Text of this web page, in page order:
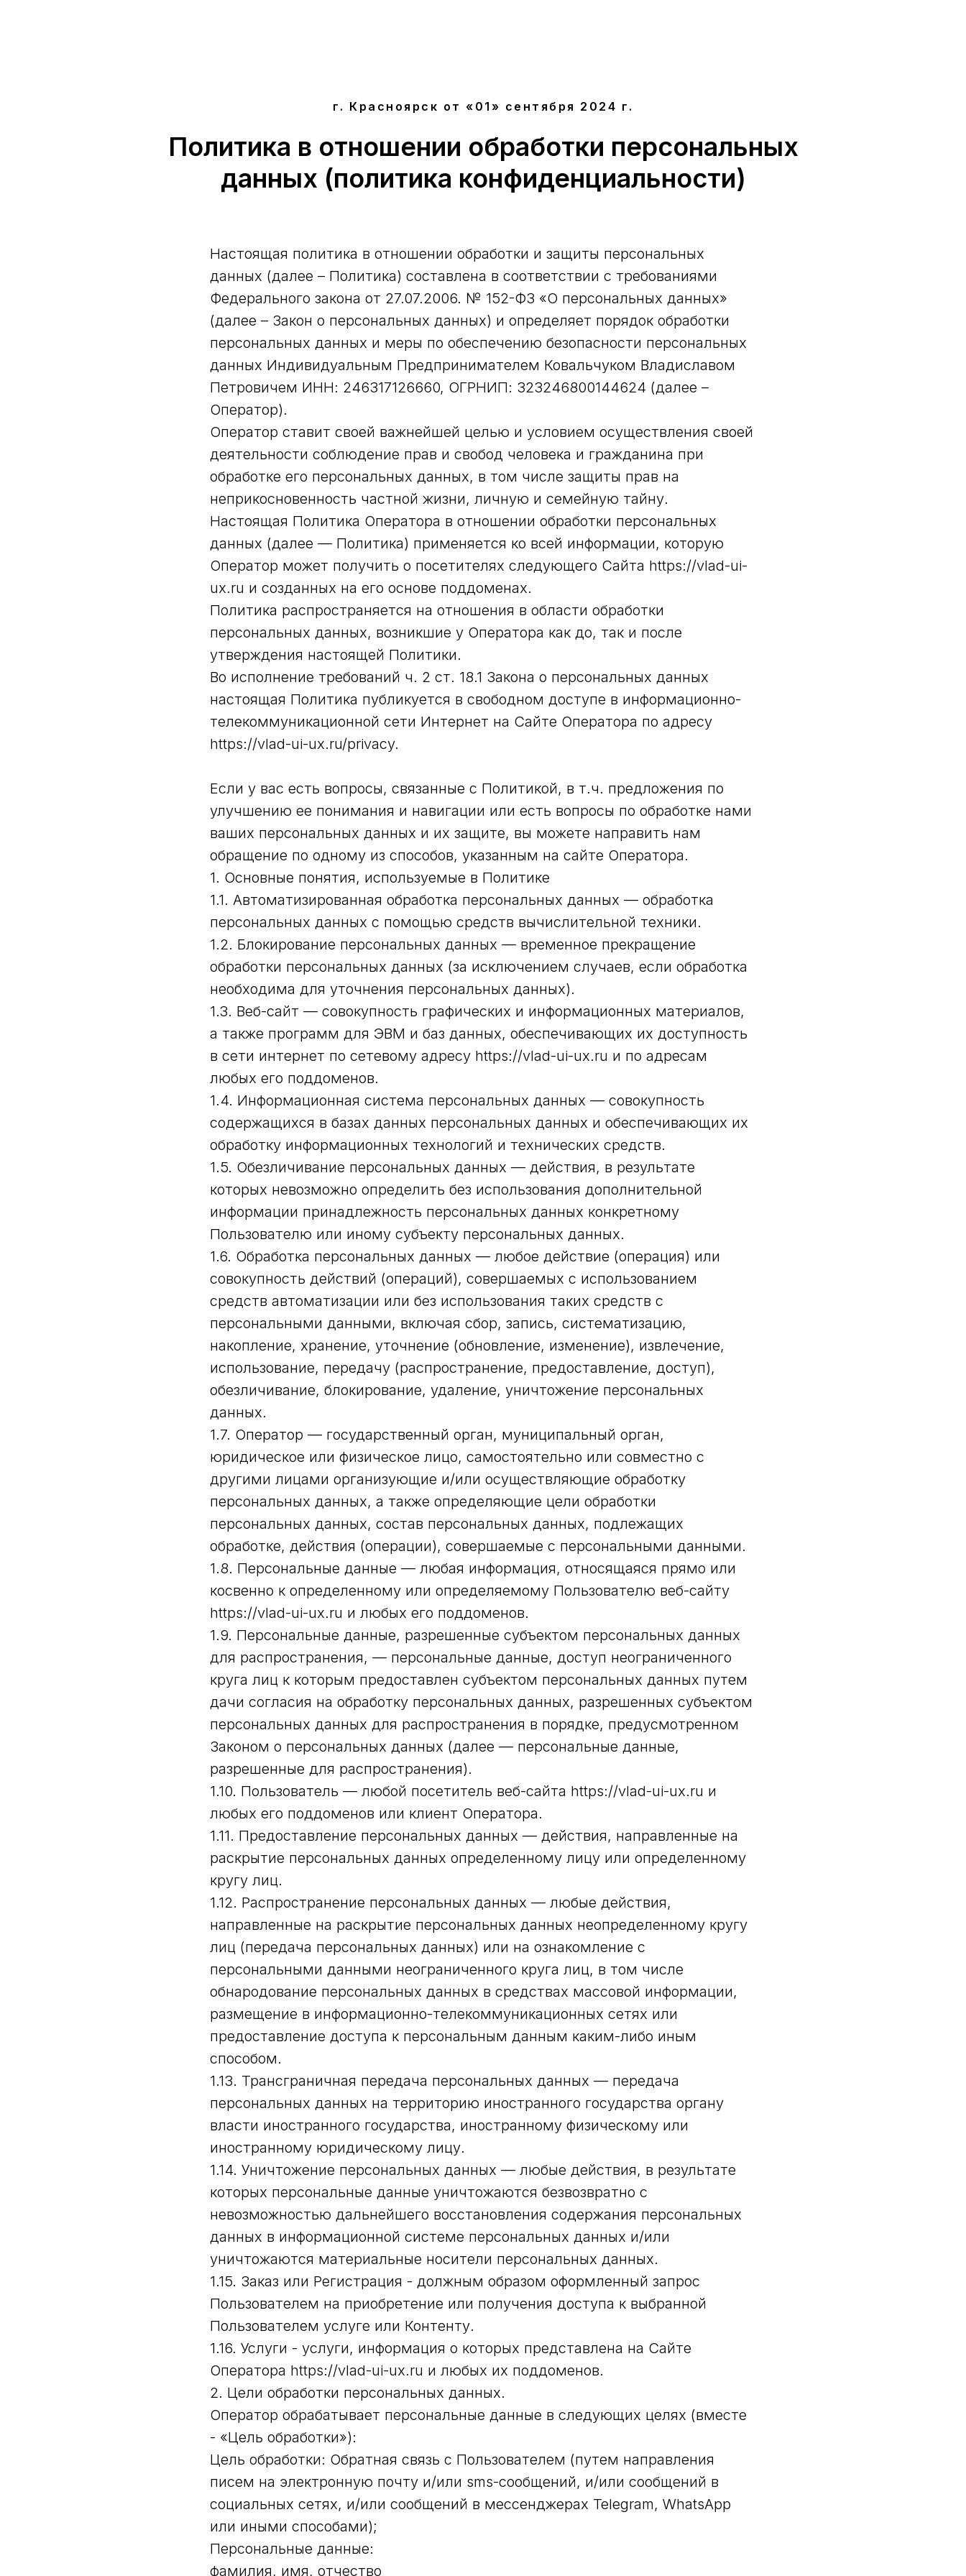
г. Красноярск от «01» сентября 2024 г.
Политика в отношении обработки персональных
данных (политика конфиденциальности)
Настоящая политика в отношении обработки и защиты персональных
данных (далее – Политика) составлена в соответствии с требованиями
Федерального закона от 27.07.2006. № 152-ФЗ «О персональных данных»
(далее – Закон о персональных данных) и определяет порядок обработки
персональных данных и меры по обеспечению безопасности персональных
данных Индивидуальным Предпринимателем Ковальчуком Владиславом
Петровичем ИНН: 246317126660, ОГРНИП: 323246800144624 (далее –
Оператор).
Оператор ставит своей важнейшей целью и условием осуществления своей
деятельности соблюдение прав и свобод человека и гражданина при
обработке его персональных данных, в том числе защиты прав на
неприкосновенность частной жизни, личную и семейную тайну.
Настоящая Политика Оператора в отношении обработки персональных
данных (далее — Политика) применяется ко всей информации, которую
Оператор может получить о посетителях следующего Сайта https://vlad-ui-
ux.ru и созданных на его основе поддоменах.
Политика распространяется на отношения в области обработки
персональных данных, возникшие у Оператора как до, так и после
утверждения настоящей Политики.
Во исполнение требований ч. 2 ст. 18.1 Закона о персональных данных
настоящая Политика публикуется в свободном доступе в информационно-
телекоммуникационной сети Интернет на Сайте Оператора по адресу
https://vlad-ui-ux.ru/privacy.
Если у вас есть вопросы, связанные с Политикой, в т.ч. предложения по
улучшению ее понимания и навигации или есть вопросы по обработке нами
ваших персональных данных и их защите, вы можете направить нам
обращение по одному из способов, указанным на сайте Оператора.
1. Основные понятия, используемые в Политике
1.1. Автоматизированная обработка персональных данных — обработка
персональных данных с помощью средств вычислительной техники.
1.2. Блокирование персональных данных — временное прекращение
обработки персональных данных (за исключением случаев, если обработка
необходима для уточнения персональных данных).
1.3. Веб-сайт — совокупность графических и информационных материалов,
а также программ для ЭВМ и баз данных, обеспечивающих их доступность
в сети интернет по сетевому адресу https://vlad-ui-ux.ru и по адресам
любых его поддоменов.
1.4. Информационная система персональных данных — совокупность
содержащихся в базах данных персональных данных и обеспечивающих их
обработку информационных технологий и технических средств.
1.5. Обезличивание персональных данных — действия, в результате
которых невозможно определить без использования дополнительной
информации принадлежность персональных данных конкретному
Пользователю или иному субъекту персональных данных.
1.6. Обработка персональных данных — любое действие (операция) или
совокупность действий (операций), совершаемых с использованием
средств автоматизации или без использования таких средств с
персональными данными, включая сбор, запись, систематизацию,
накопление, хранение, уточнение (обновление, изменение), извлечение,
использование, передачу (распространение, предоставление, доступ),
обезличивание, блокирование, удаление, уничтожение персональных
данных.
1.7. Оператор — государственный орган, муниципальный орган,
юридическое или физическое лицо, самостоятельно или совместно с
другими лицами организующие и/или осуществляющие обработку
персональных данных, а также определяющие цели обработки
персональных данных, состав персональных данных, подлежащих
обработке, действия (операции), совершаемые с персональными данными.
1.8. Персональные данные — любая информация, относящаяся прямо или
косвенно к определенному или определяемому Пользователю веб-сайту
https://vlad-ui-ux.ru и любых его поддоменов.
1.9. Персональные данные, разрешенные субъектом персональных данных
для распространения, — персональные данные, доступ неограниченного
круга лиц к которым предоставлен субъектом персональных данных путем
дачи согласия на обработку персональных данных, разрешенных субъектом
персональных данных для распространения в порядке, предусмотренном
Законом о персональных данных (далее — персональные данные,
разрешенные для распространения).
1.10. Пользователь — любой посетитель веб-сайта https://vlad-ui-ux.ru и
любых его поддоменов или клиент Оператора.
1.11. Предоставление персональных данных — действия, направленные на
раскрытие персональных данных определенному лицу или определенному
кругу лиц.
1.12. Распространение персональных данных — любые действия,
направленные на раскрытие персональных данных неопределенному кругу
лиц (передача персональных данных) или на ознакомление с
персональными данными неограниченного круга лиц, в том числе
обнародование персональных данных в средствах массовой информации,
размещение в информационно-телекоммуникационных сетях или
предоставление доступа к персональным данным каким-либо иным
способом.
1.13. Трансграничная передача персональных данных — передача
персональных данных на территорию иностранного государства органу
власти иностранного государства, иностранному физическому или
иностранному юридическому лицу.
1.14. Уничтожение персональных данных — любые действия, в результате
которых персональные данные уничтожаются безвозвратно с
невозможностью дальнейшего восстановления содержания персональных
данных в информационной системе персональных данных и/или
уничтожаются материальные носители персональных данных.
1.15. Заказ или Регистрация - должным образом оформленный запрос
Пользователем на приобретение или получения доступа к выбранной
Пользователем услуге или Контенту.
1.16. Услуги - услуги, информация о которых представлена на Сайте
Оператора https://vlad-ui-ux.ru и любых их поддоменов.
2. Цели обработки персональных данных.
Оператор обрабатывает персональные данные в следующих целях (вместе
- «Цель обработки»):
Цель обработки: Обратная связь с Пользователем (путем направления
писем на электронную почту и/или sms-сообщений, и/или сообщений в
социальных сетях, и/или сообщений в мессенджерах Telegram, WhatsApp
или иными способами);
Персональные данные:
фамилия, имя, отчество